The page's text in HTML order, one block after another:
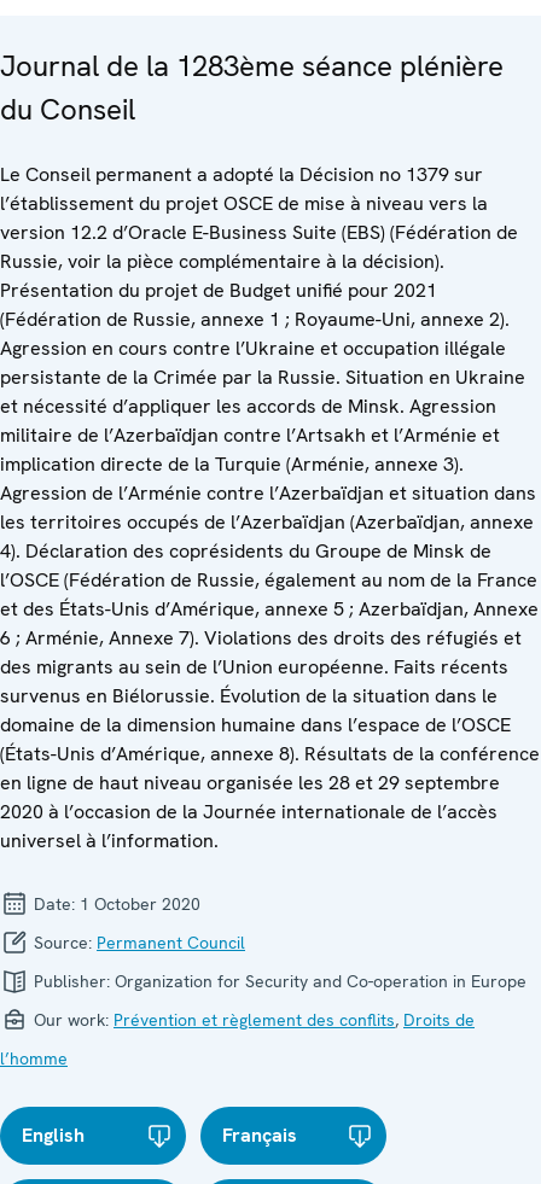
Journal de la 1283ème séance plénière
du Conseil
Le Conseil permanent a adopté la Décision no 1379 sur
l’établissement du projet OSCE de mise à niveau vers la
version 12.2 d’Oracle E-Business Suite (EBS) (Fédération de
Russie, voir la pièce complémentaire à la décision).
Présentation du projet de Budget unifié pour 2021
(Fédération de Russie, annexe 1 ; Royaume-Uni, annexe 2).
Agression en cours contre l’Ukraine et occupation illégale
persistante de la Crimée par la Russie. Situation en Ukraine
et nécessité d’appliquer les accords de Minsk. Agression
militaire de l’Azerbaïdjan contre l’Artsakh et l’Arménie et
implication directe de la Turquie (Arménie, annexe 3).
Agression de l’Arménie contre l’Azerbaïdjan et situation dans
les territoires occupés de l’Azerbaïdjan (Azerbaïdjan, annexe
4). Déclaration des coprésidents du Groupe de Minsk de
l’OSCE (Fédération de Russie, également au nom de la France
et des États-Unis d’Amérique, annexe 5 ; Azerbaïdjan, Annexe
6 ; Arménie, Annexe 7). Violations des droits des réfugiés et
des migrants au sein de l’Union européenne. Faits récents
survenus en Biélorussie. Évolution de la situation dans le
domaine de la dimension humaine dans l’espace de l’OSCE
(États-Unis d’Amérique, annexe 8). Résultats de la conférence
en ligne de haut niveau organisée les 28 et 29 septembre
2020 à l’occasion de la Journée internationale de l’accès
universel à l’information.
Date: 1 October 2020
Source: Permanent Council
Publisher: Organization for Security and Co-operation in Europe
Our work: Prévention et règlement des conflits, Droits de
l’homme
English Français